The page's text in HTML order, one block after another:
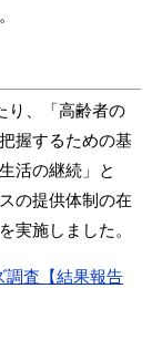
り、「高齢者の
握するための基
活の継続」と
の提供体制の在
実施しました。
査【結果報告